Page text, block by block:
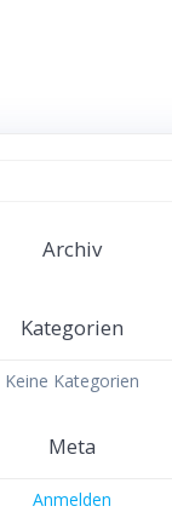
Archiv
Kategorien
Keine Kategorien
Meta
Anmelden